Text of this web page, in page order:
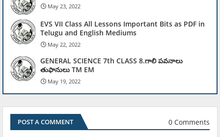
May 23, 2022
EVS VII Class All Lessons Important Bits as PDF in
Telugu and English Mediums
May 22, 2022
GENERAL SCIENCE 7th CLASS 8.గాలి పవనాలు
తుఫానులు TM EM
May 19, 2022
POST A COMMENT 0 Comments